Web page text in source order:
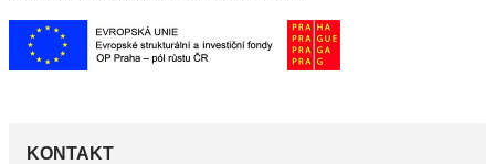
KONTAKT